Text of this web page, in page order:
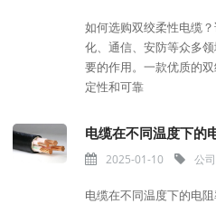
如何选购双绞柔性电缆
化、通信、安防等众多
要的作用。一款优质的
定性和可靠
电缆在不同温度下的
2025-01-10 公
电缆在不同温度下的电